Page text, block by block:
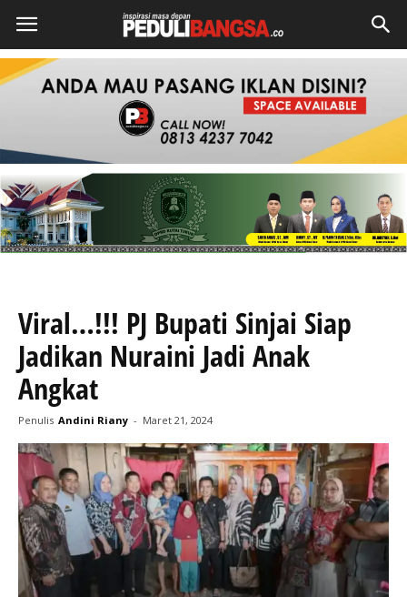
Viral…!!! PJ Bupati Sinjai Siap
Jadikan Nuraini Jadi Anak
Angkat
Penulis Andini Riany - Maret 21, 2024